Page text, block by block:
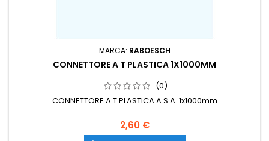
MARCA: RABOESCH
CONNETTORE A T PLASTICA 1X1000MM
(0)
CONNETTORE A T PLASTICA A.S.A. 1x1000mm
2,60 €